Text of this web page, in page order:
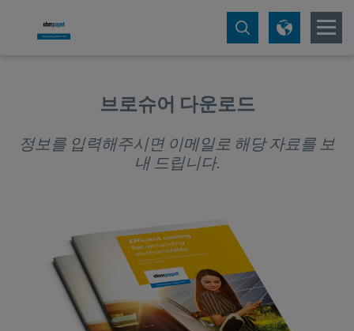
브로슈어 다운로드
정보를 입력해주시면 이메일로 해당 자료를 보
내 드립니다.